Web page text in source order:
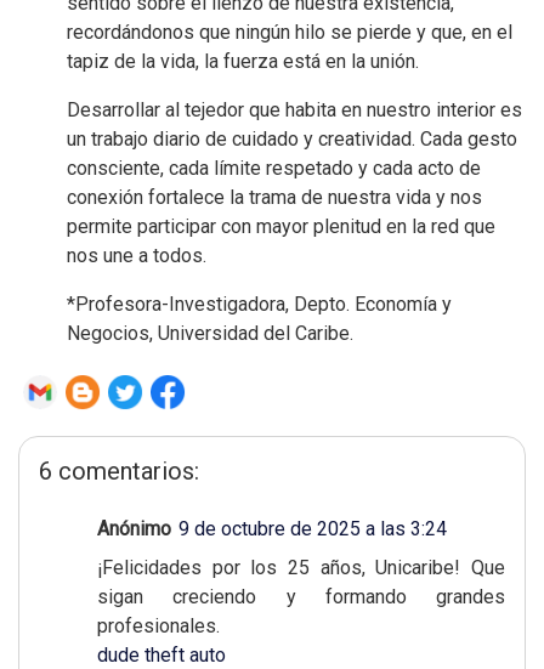
recordándonos que ningún hilo se pierde y que, en el
tapiz de la vida, la fuerza está en la unión.
Desarrollar al tejedor que habita en nuestro interior es
un trabajo diario de cuidado y creatividad. Cada gesto
consciente, cada límite respetado y cada acto de
conexión fortalece la trama de nuestra vida y nos
permite participar con mayor plenitud en la red que
nos une a todos.
*Profesora-Investigadora, Depto. Economía y
Negocios, Universidad del Caribe.
6 comentarios:
Anónimo 9 de octubre de 2025 a las 3:24
¡Felicidades por los 25 años, Unicaribe! Que
sigan creciendo y formando grandes
profesionales.
dude theft auto